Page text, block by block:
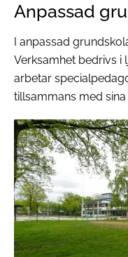
Anpassad
I anpassad
Verksamhet bedrivs i
arbetar
tillsammans med sina